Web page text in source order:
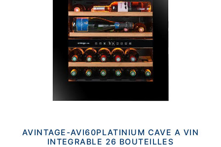
AVINTAGE-AVI60PLATINIUM CAVE A VIN
INTEGRABLE 26 BOUTEILLES